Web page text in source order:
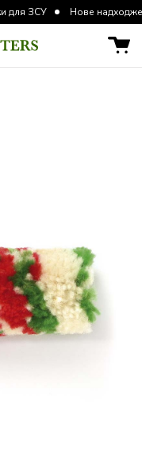
Нове надходження